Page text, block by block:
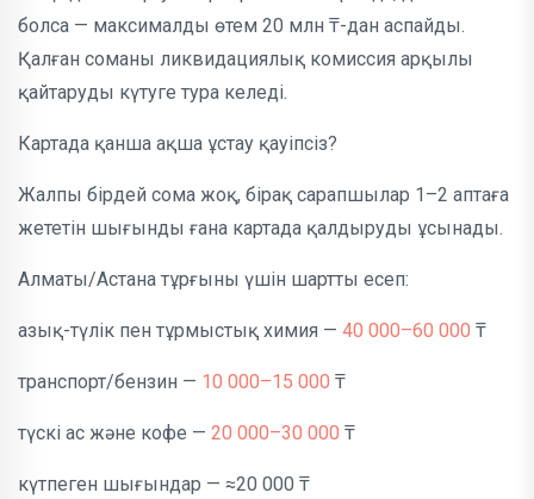
болса — максималды өтем 20 млн ₸-дан аспайды.
Қалған соманы ликвидациялық комиссия арқылы
қайтаруды күтуге тура келеді.
Картада қанша ақша ұстау қауіпсіз?
Жалпы бірдей сома жоқ, бірақ сарапшылар 1–2 аптаға
жететін шығынды ғана картада қалдыруды ұсынады.
Алматы/Астана тұрғыны үшін шартты есеп:
азық-түлік пен тұрмыстық химия — 40 000–60 000 ₸
транспорт/бензин — 10 000–15 000 ₸
түскі ас және кофе — 20 000–30 000 ₸
күтпеген шығындар — ≈20 000 ₸